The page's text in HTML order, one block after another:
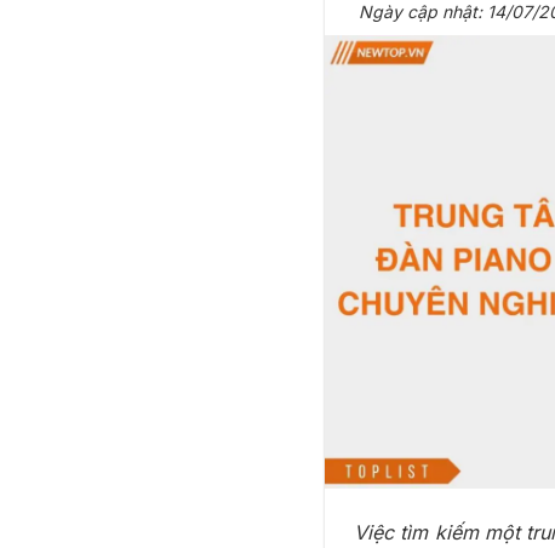
Ngày cập nhật: 14/07/
Việc tìm kiếm một